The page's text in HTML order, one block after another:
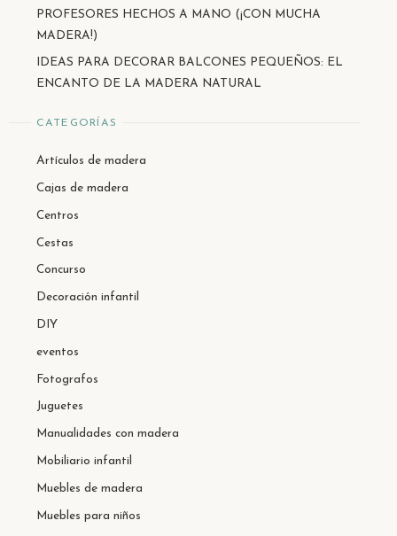
PROFESORES HECHOS A MANO (¡CON MUCHA
MADERA!)
IDEAS PARA DECORAR BALCONES PEQUEÑOS: EL
ENCANTO DE LA MADERA NATURAL
CATEGORÍAS
Artículos de madera
Cajas de madera
Centros
Cestas
Concurso
Decoración infantil
DIY
eventos
Fotografos
Juguetes
Manualidades con madera
Mobiliario infantil
Muebles de madera
Muebles para niños